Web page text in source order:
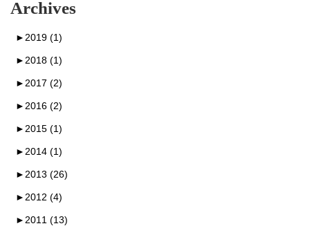
Archives
► 2019 (1)
► 2018 (1)
► 2017 (2)
► 2016 (2)
► 2015 (1)
► 2014 (1)
► 2013 (26)
► 2012 (4)
► 2011 (13)